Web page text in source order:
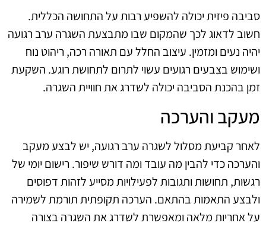
סביבה פיזית יכולה להשפיע רבות על התחושה הכללית.
חשוב לדאוג לכך שהמקום שבו מתבצעת השגרה ערב רגועה
יהיה נעים ומזמין. עיצוב החלל עם תאורה רכה, ריהוט נוח
ושימוש בצבעים רגועים עשוי לתרום לתחושת רוגע. השקעת
זמן בהכנת הסביבה יכולה לשדרג את חוויית השגרה.
מעקב והערכה
לאחר קביעת מסלול לשגרה ערב רגועה, יש לבצע מעקב
והערכה כדי להבין מה עובד ומה דורש שיפור. רישום יומי של
רגשות, תחושות ותגובות לפעילויות מסייע לזהות דפוסים
ולבצע התאמות בהתאם. הערכה תקופתית תורמת לשמירה
על אחריות מלאה ומאפשרת לשדרג את השגרה בצורה